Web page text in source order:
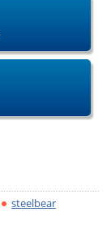
steelbear